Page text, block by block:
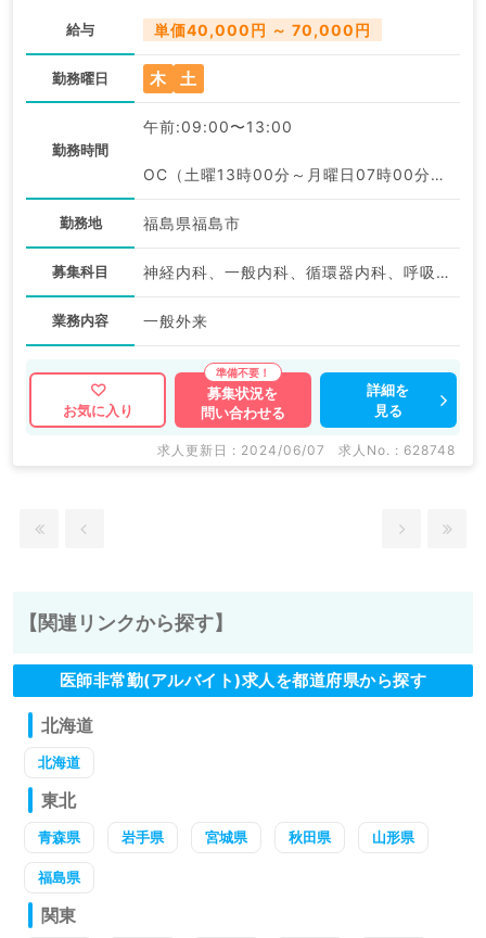
給与 単価40,000円 ～ 70,000円
勤務曜日 木 土
勤務時間
午前:09:00〜13:00
OC（土曜13時00分～月曜日07時00分）:13:00〜07:00
勤務地 福島県福島市
募集科目 神経内科、一般内科、循環器内科、呼吸器内科、消化器内科、内分泌・代謝内科、腎臓内科、老年内科、血液内科、膠原病科
業務内容 一般外来
お気に入り
募集状況を
問い合わせる
詳細を
見る
求人更新日 : 2024/06/07 求人No. : 628748
【関連リンクから探す】
医師非常勤(アルバイト)求人を都道府県から探す
北海道
北海道
東北
青森県 岩手県 宮城県 秋田県 山形県
福島県
関東